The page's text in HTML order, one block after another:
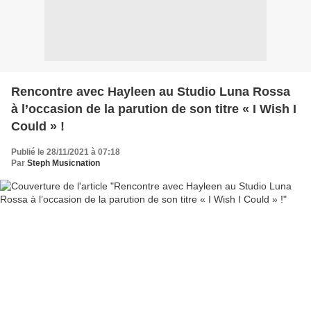
Rencontre avec Hayleen au Studio Luna Rossa
à l’occasion de la parution de son titre « I Wish I
Could » !
Publié le 28/11/2021 à 07:18
Par Steph Musicnation